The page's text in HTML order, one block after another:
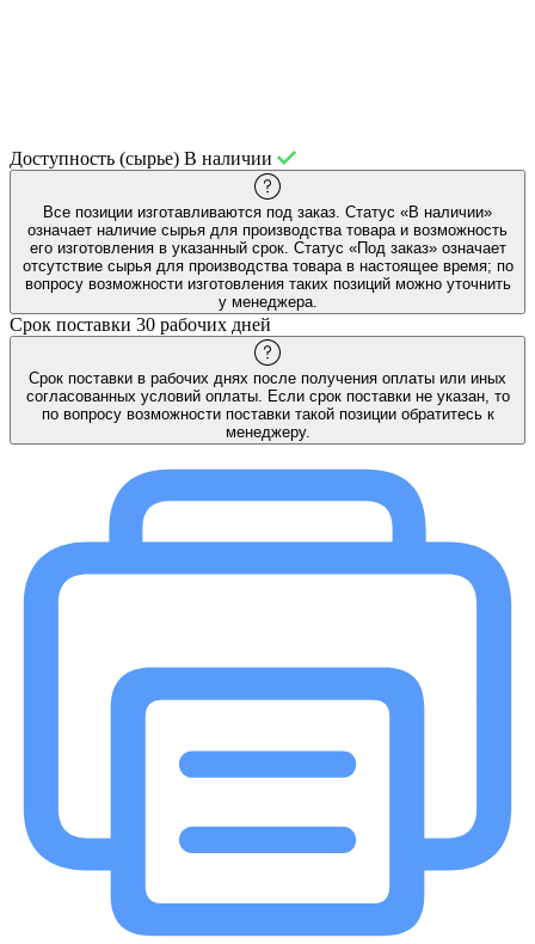
Доступность (сырье) В наличии
Все позиции изготавливаются под заказ. Статус «В наличии»
означает наличие сырья для производства товара и возможность
его изготовления в указанный срок. Статус «Под заказ» означает
отсутствие сырья для производства товара в настоящее время; по
вопросу возможности изготовления таких позиций можно уточнить
у менеджера.
Срок поставки 30 рабочих дней
Срок поставки в рабочих днях после получения оплаты или иных
согласованных условий оплаты. Если срок поставки не указан, то
по вопросу возможности поставки такой позиции обратитесь к
менеджеру.